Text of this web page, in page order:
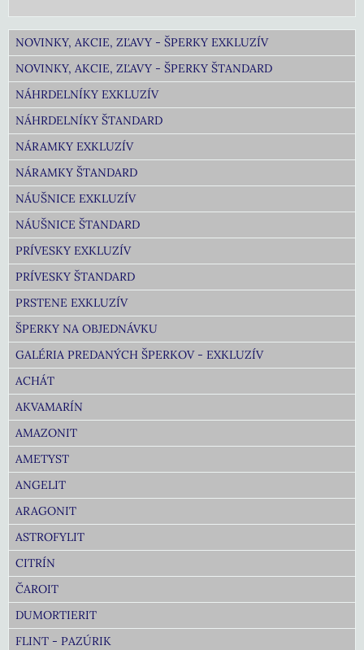
NOVINKY, AKCIE, ZĽAVY - ŠPERKY EXKLUZÍV
NOVINKY, AKCIE, ZĽAVY - ŠPERKY ŠTANDARD
NÁHRDELNÍKY EXKLUZÍV
NÁHRDELNÍKY ŠTANDARD
NÁRAMKY EXKLUZÍV
NÁRAMKY ŠTANDARD
NÁUŠNICE EXKLUZÍV
NÁUŠNICE ŠTANDARD
PRÍVESKY EXKLUZÍV
PRÍVESKY ŠTANDARD
PRSTENE EXKLUZÍV
ŠPERKY NA OBJEDNÁVKU
GALÉRIA PREDANÝCH ŠPERKOV - EXKLUZÍV
ACHÁT
AKVAMARÍN
AMAZONIT
AMETYST
ANGELIT
ARAGONIT
ASTROFYLIT
CITRÍN
ČAROIT
DUMORTIERIT
FLINT - PAZÚRIK